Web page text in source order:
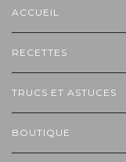
ACCUEIL
RECETTES
TRUCS ET ASTUCES
BOUTIQUE